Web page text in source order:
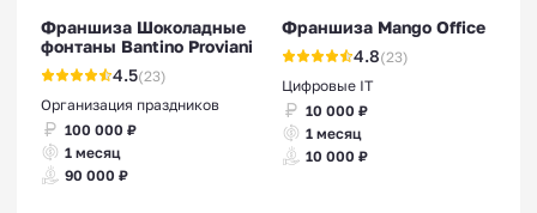
Франшиза Шоколадные
фонтаны Bantino Proviani
4.5(23)
Организация праздников
100 000 ₽
1 месяц
90 000 ₽
Франшиза Mango Office
4.8(23)
Цифровые IT
10 000 ₽
1 месяц
10 000 ₽